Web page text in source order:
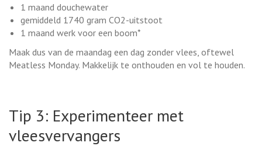
1 maand douchewater
gemiddeld 1740 gram CO2-uitstoot
1 maand werk voor een boom*
Maak dus van de maandag een dag zonder vlees, oftewel
Meatless Monday. Makkelijk te onthouden en vol te houden.
Tip 3: Experimenteer met
vleesvervangers